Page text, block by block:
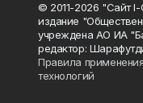
© 2011-2026 "Сайт I-
издание
учреждена АО ИА
редактор:
Правила
технологий